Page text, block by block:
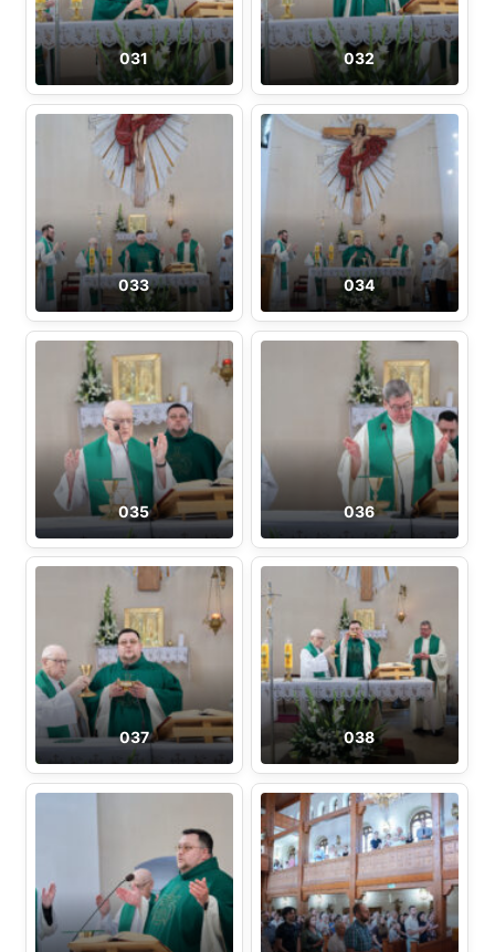
031 032
033 034
035 036
037 038